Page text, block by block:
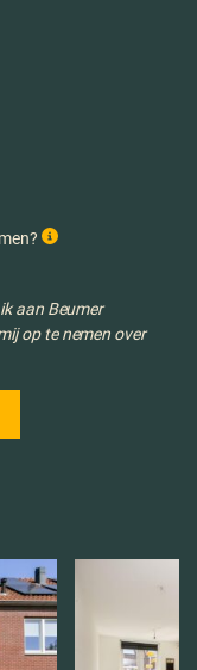
aan Beumer
op te nemen over